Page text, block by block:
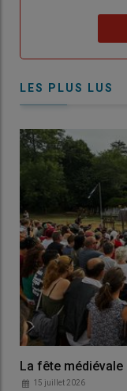
LES PLUS LUS
La fête
15 juillet 2026